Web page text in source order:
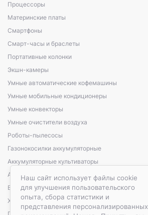
Наш сайт использует файлы cookie
для улучшения пользовательского
опыта, сбора статистики и
представления персонализированных
Процессоры
Материнские платы
Смартфоны
Смарт-часы и браслеты
Портативные колонки
Экшн-камеры
Умные автоматические кофемашины
Умные мобильные кондиционеры
Умные конвекторы
Умные очистители воздуха
Роботы-пылесосы
Газонокосилки аккумуляторные
Аккумуляторные культиваторы
Аккумуляторные кусторезы, сучкорезы
Варочные панели электрические
Холодильники автомобильные